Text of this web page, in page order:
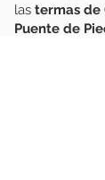
las termas de
Puente de